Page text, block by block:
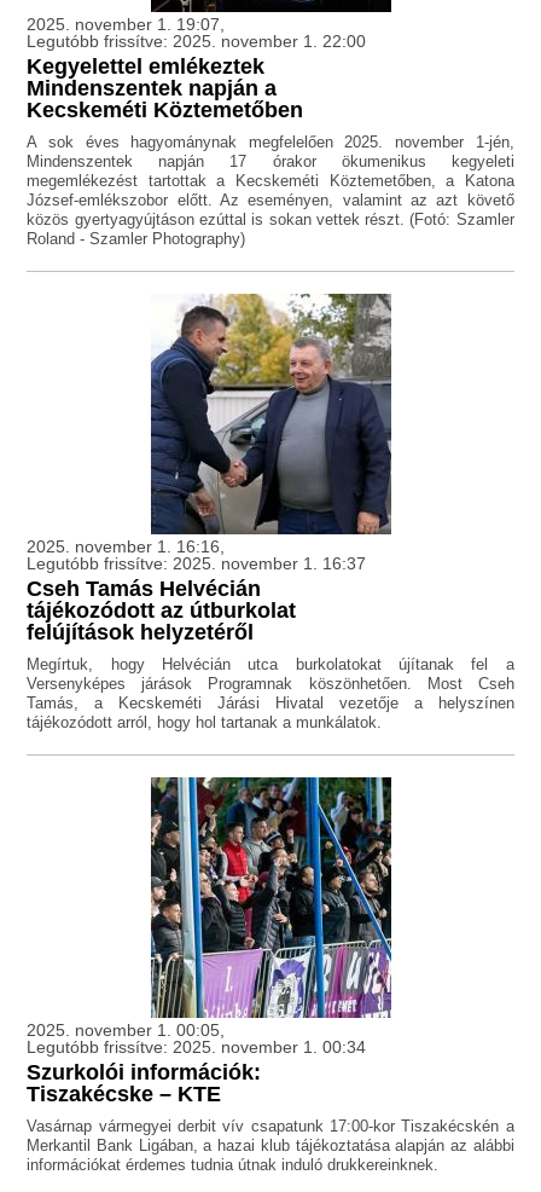
2025. november 1. 19:07,
Legutóbb frissítve: 2025. november 1. 22:00
Kegyelettel emlékeztek
Mindenszentek napján a
Kecskeméti Köztemetőben
A sok éves hagyománynak megfelelően 2025. november 1-jén,
Mindenszentek napján 17 órakor ökumenikus kegyeleti
megemlékezést tartottak a Kecskeméti Köztemetőben, a Katona
József-emlékszobor előtt. Az eseményen, valamint az azt követő
közös gyertyagyújtáson ezúttal is sokan vettek részt. (Fotó: Szamler
Roland - Szamler Photography)
2025. november 1. 16:16,
Legutóbb frissítve: 2025. november 1. 16:37
Cseh Tamás Helvécián
tájékozódott az útburkolat
felújítások helyzetéről
Megírtuk, hogy Helvécián utca burkolatokat újítanak fel a
Versenyképes járások Programnak köszönhetően. Most Cseh
Tamás, a Kecskeméti Járási Hivatal vezetője a helyszínen
tájékozódott arról, hogy hol tartanak a munkálatok.
2025. november 1. 00:05,
Legutóbb frissítve: 2025. november 1. 00:34
Szurkolói információk:
Tiszakécske – KTE
Vasárnap vármegyei derbit vív csapatunk 17:00-kor Tiszakécskén a
Merkantil Bank Ligában, a hazai klub tájékoztatása alapján az alábbi
információkat érdemes tudnia útnak induló drukkereinknek.